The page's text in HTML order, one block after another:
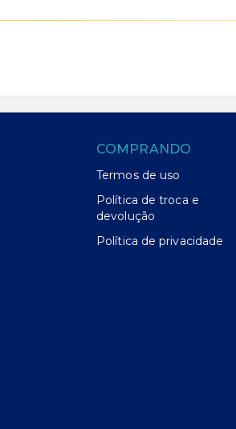
COMPRANDO
Termos de uso
Política de troca e
devolução
Política de privacidade